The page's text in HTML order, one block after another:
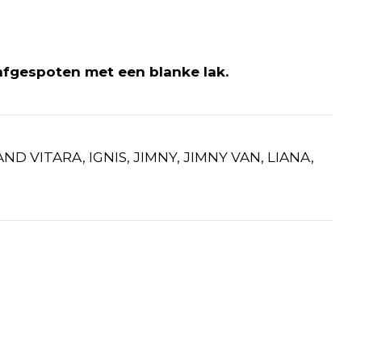
met een blanke lak.
VITARA, IGNIS, JIMNY, JIMNY VAN, LIANA,